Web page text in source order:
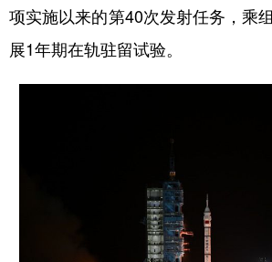
项实施以来的第40次发射任务，乘
展1年期在轨驻留试验。